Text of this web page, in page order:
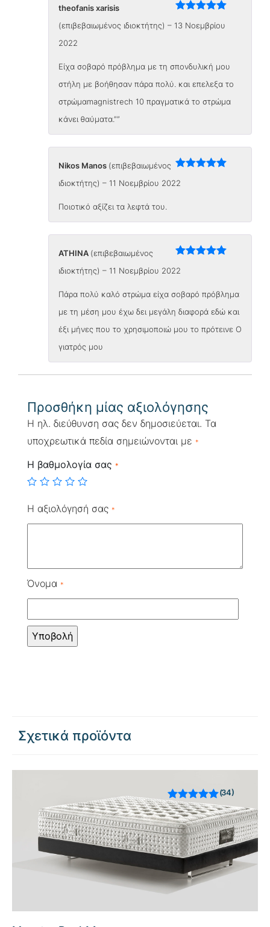
με5από 5
theofanis xarisis
(επιβεβαιωμένος ιδιοκτήτης) – 13 Νοεμβρίου
2022
Είχα σοβαρό πρόβλημα με τη σπονδυλική μου
στήλη με βοήθησαν πάρα πολύ. και επελεξα το
στρώμαmagnistrech 10 πραγματικά το στρώμα
κάνει θαύματα.””
με
Nikos Manos (επιβεβαιωμένος
ιδιοκτήτης) – 11 Νοεμβρίου 2022
Ποιοτικό αξίζει τα λεφτά του.
με
ATHINA (επιβεβαιωμένος
ιδιοκτήτης) – 11 Νοεμβρίου 2022
Πάρα πολύ καλό στρώμα είχα σοβαρό πρόβλημα
με τη μέση μου έχω δει μεγάλη διαφορά εδώ και
έξι μήνες που το χρησιμοποιώ μου το πρότεινε Ο
γιατρός μου
Προσθήκη μίας αξιολόγησης
Η ηλ. διεύθυνση σας δεν δημοσιεύεται. Τα
υποχρεωτικά πεδία σημειώνονται με *
Η βαθμολογία σας *
Η αξιολόγησή σας *
Όνομα *
Σχετικά προϊόντα
Βαθμολογήθηκε
μεαπό 5 με
βάση
34
βαθμολογίες
πελάτη